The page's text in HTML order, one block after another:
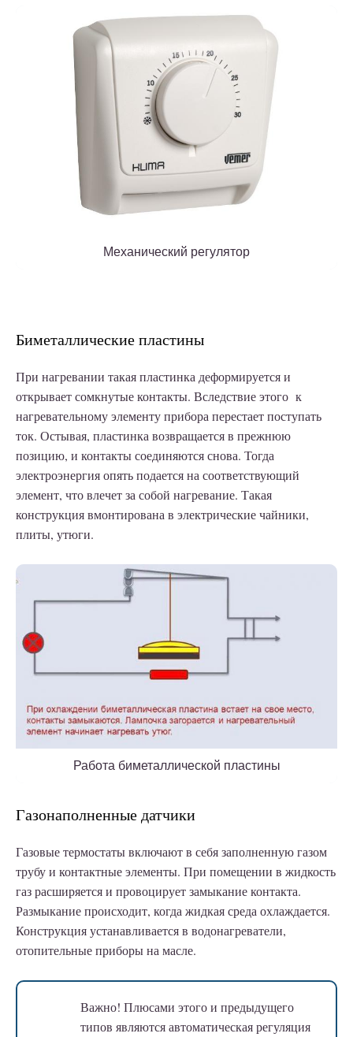
Механический регулятор
Биметаллические пластины
При нагревании такая пластинка деформируется и
открывает сомкнутые контакты. Вследствие этого к
нагревательному элементу прибора перестает поступать
ток. Остывая, пластинка возвращается в прежнюю
позицию, и контакты соединяются снова. Тогда
электроэнергия опять подается на соответствующий
элемент, что влечет за собой нагревание. Такая
конструкция вмонтирована в электрические чайники,
плиты, утюги.
Работа биметаллической пластины
Газонаполненные датчики
Газовые термостаты включают в себя заполненную газом
трубу и контактные элементы. При помещении в жидкость
газ расширяется и провоцирует замыкание контакта.
Размыкание происходит, когда жидкая среда охлаждается.
Конструкция устанавливается в водонагреватели,
отопительные приборы на масле.
Важно! Плюсами этого и предыдущего
типов являются автоматическая регуляция